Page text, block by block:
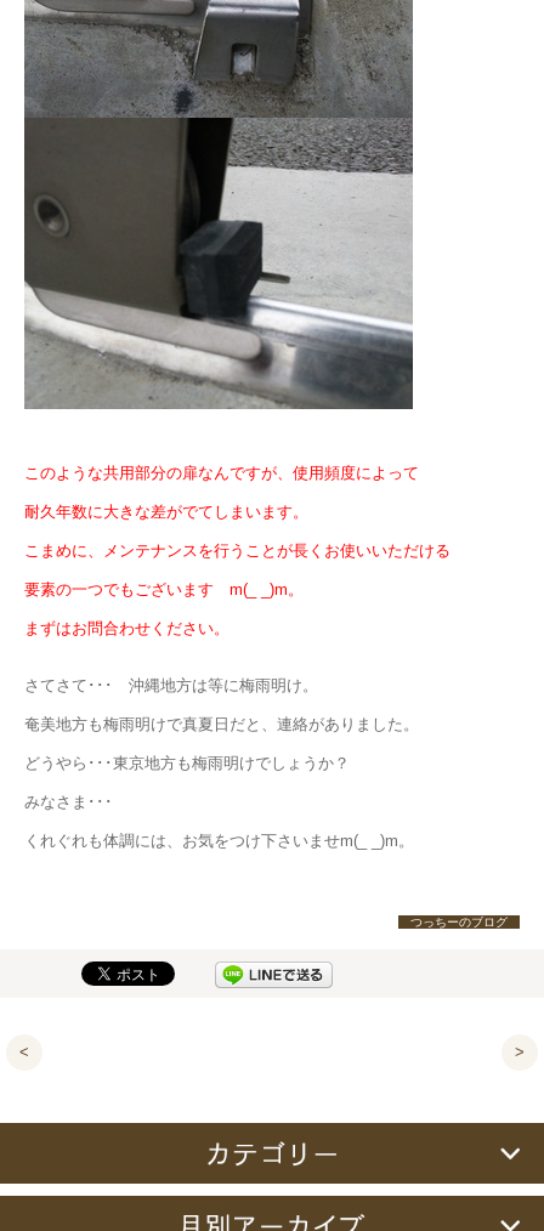
つっちーのブログ
このような共用部分の扉なんですが、使用頻度によって
耐久年数に大きな差がでてしまいます。
こまめに、メンテナンスを行うことが長くお使いいただける
要素の一つでもございます m(_ _)m。
まずはお問合わせください。
さてさて･･･ 沖縄地方は等に梅雨明け。
奄美地方も梅雨明けで真夏日だと、連絡がありました。
どうやら･･･東京地方も梅雨明けでしょうか？
みなさま･･･
くれぐれも体調には、お気をつけ下さいませm(_ _)m。
< >